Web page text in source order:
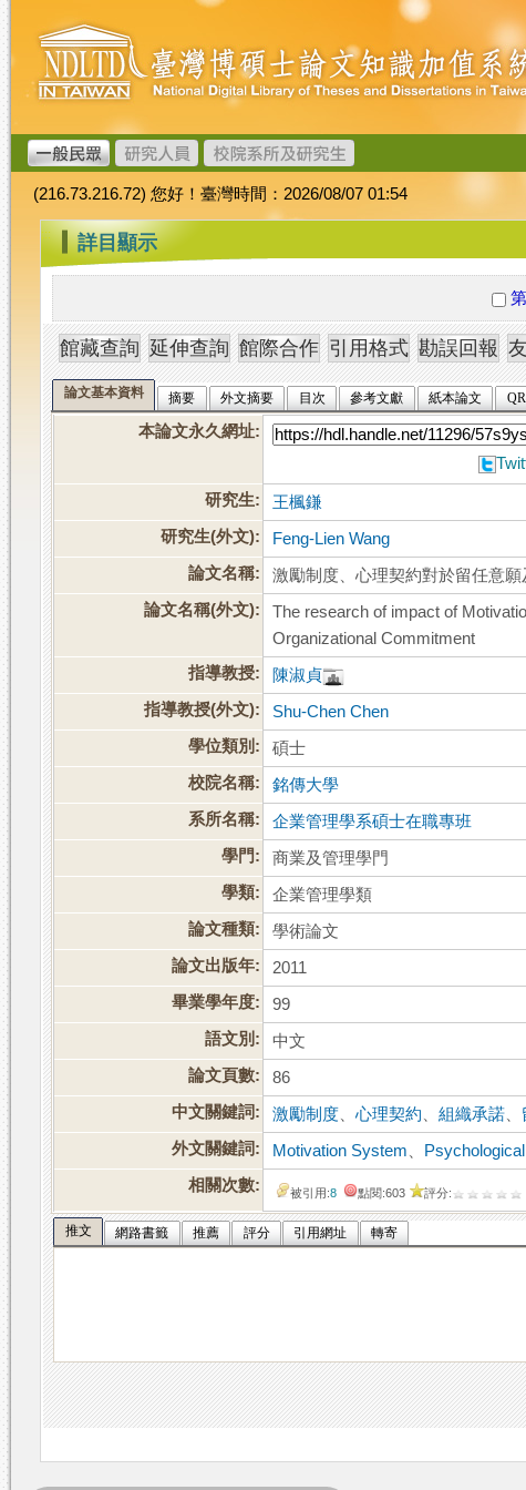
跳
到
主
要
內
容
臺
灣
博
碩
士
論
文
加
值
系
統
(216.73.216.72) 您好！臺灣時間：2026/08/07 01:54
::: 詳目顯示
論文基本資料 摘要 外文摘要 目次 參考文獻 紙本論文
本論文永久網址:
研究生:
王楓鎌
研究生(外文):
Feng-Lien Wang
論文名稱:
激勵制度、心理契約對於留任意
論文名稱(外文):
The research of impact of
Organizational Commitment
指導教授:
陳淑貞
指導教授(外文):
Shu-Chen Chen
學位類別:
碩士
校院名稱:
銘傳大學
系所名稱:
企業管理學系碩士在職專班
學門:
商業及管理學門
學類:
企業管理學類
論文種類:
學術論文
論文出版年:
2011
畢業學年度:
99
語文別:
中文
論文頁數:
86
中文關鍵詞:
激勵制度 、心理契約 、組織承諾
外文關鍵詞:
Motivation System
相關次數:
被引用:8 點閱:603 評分:
推文 網路書籤 推薦 評分 引用網址 轉寄